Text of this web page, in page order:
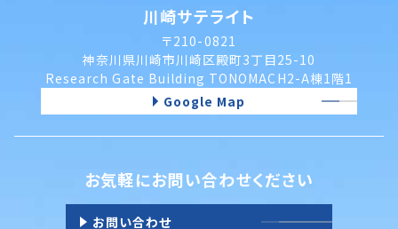
川崎サテライト
〒210-0821
神奈川県川崎市川崎区殿町3丁目25-10
Research Gate Building TONOMACH2-A棟1階1
Google Map
お気軽にお問い合わせください
お問い合わせ